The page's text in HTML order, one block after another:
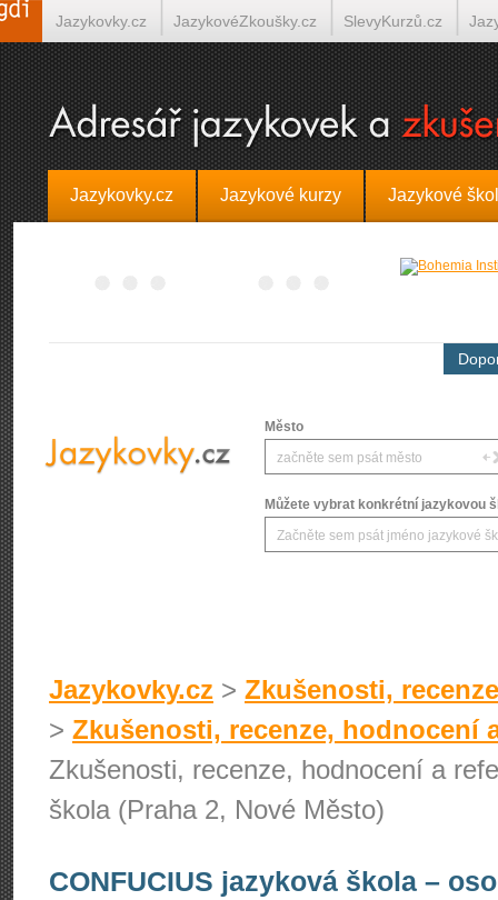
Jazykovky.cz Jazykové kurzy Jazykové
Město
Můžete vybrat konkrétní jazykovou
Jazykovky.cz > Zkušenosti,
> Zkušenosti, recenze, hodnocení
Zkušenosti, recenze, hodnocení a
škola (Praha 2, Nové Město)
CONFUCIUS jazyková škola –
Jazykovky.cz JazykovéZkoušky.cz SlevyKurzů.cz
Španělština on-line Italština on-line Tlumočení-